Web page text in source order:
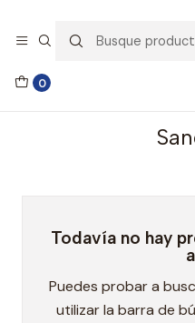
0
🚚 Envío GRATIS
Todavía no hay
Puedes probar a
utilizar la barra de